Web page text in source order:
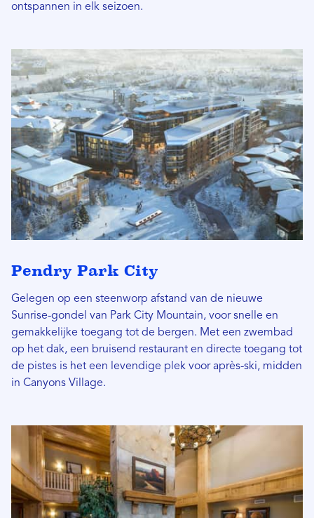
ontspannen in elk seizoen.
Pendry Park City
Gelegen op een steenworp afstand van de nieuwe
Sunrise-gondel van Park City Mountain, voor snelle en
gemakkelijke toegang tot de bergen. Met een zwembad
op het dak, een bruisend restaurant en directe toegang tot
de pistes is het een levendige plek voor après-ski, midden
in Canyons Village.